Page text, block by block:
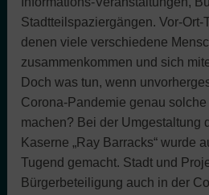
Stadtteilspaziergängen. Vor-Ort-
denen viele verschiedene
zusammenkommen und sich
Doch was tun, wenn
Corona-Pandemie genau
machen? Bei der Umgestaltung
Kaserne „Ray Barracks“ wurde
Tugend gemacht. Stadt und
Bürgerbeteiligung auch in der